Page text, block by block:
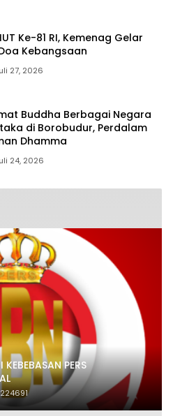
Ke-81 RI, Kemenag Gelar
Kebangsaan
27, 2026
Buddha Berbagai Negara
di Borobudur, Perdalam
Dhamma
24, 2026
KEBEBASAN PERS
224691